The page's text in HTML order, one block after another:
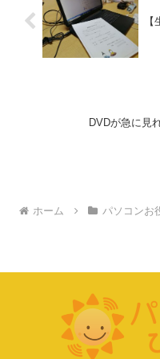
DVDが急に見
ホーム パソコンお